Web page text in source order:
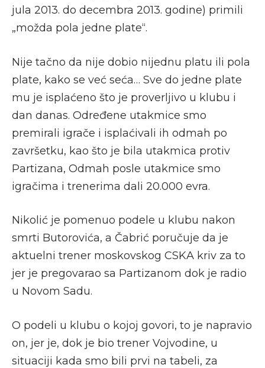
jula 2013. do decembra 2013. godine) primili
„možda pola jedne plate“.
Nije tačno da nije dobio nijednu platu ili pola
plate, kako se već seća… Sve do jedne plate
mu je isplaćeno što je proverljivo u klubu i
dan danas. Određene utakmice smo
premirali igrače i isplaćivali ih odmah po
završetku, kao što je bila utakmica protiv
Partizana, Odmah posle utakmice smo
igračima i trenerima dali 20.000 evra.
Nikolić je pomenuo podele u klubu nakon
smrti Butorovića, a Čabrić poručuje da je
aktuelni trener moskovskog CSKA kriv za to
jer je pregovarao sa Partizanom dok je radio
u Novom Sadu.
O podeli u klubu o kojoj govori, to je napravio
on, jer je, dok je bio trener Vojvodine, u
situaciji kada smo bili prvi na tabeli, za